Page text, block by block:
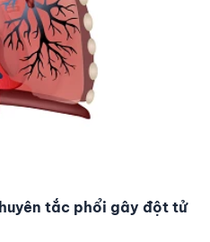
tắc phổi gây đột tử